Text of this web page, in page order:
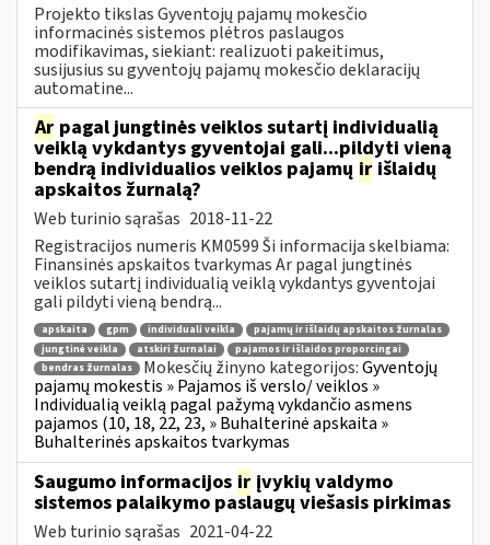
Projekto tikslas Gyventojų pajamų mokesčio
informacinės sistemos plėtros paslaugos
modifikavimas, siekiant: realizuoti pakeitimus,
susijusius su gyventojų pajamų mokesčio deklaracijų
automatine...
Ar pagal jungtinės veiklos sutartį individualią
veiklą vykdantys gyventojai gali...pildyti vieną
bendrą individualios veiklos pajamų ir išlaidų
apskaitos žurnalą?
Web turinio sąrašas 2018-11-22
Registracijos numeris KM0599 Ši informacija skelbiama:
Finansinės apskaitos tvarkymas Ar pagal jungtinės
veiklos sutartį individualią veiklą vykdantys gyventojai
gali pildyti vieną bendrą...
apskaita gpm individuali veikla
pajamų ir išlaidų apskaitos žurnalas
jungtinė veikla
atskiri žurnalai
pajamos ir išlaidos proporcingai
bendras žurnalas
Mokesčių žinyno kategorijos:Gyventojų
pajamų mokestis » Pajamos iš verslo/ veiklos »
Individualią veiklą pagal pažymą vykdančio asmens
pajamos (10, 18, 22, 23, » Buhalterinė apskaita »
Buhalterinės apskaitos tvarkymas
Saugumo informacijos ir įvykių valdymo
sistemos palaikymo paslaugų viešasis pirkimas
Web turinio sąrašas 2021-04-22